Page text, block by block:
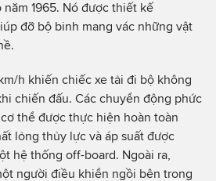
1965. Nó được thiết kế
đỡ bộ binh mang vác những vật
h khiến chiếc xe tải đi bộ không
chiến đấu. Các chuyển động phức
thể được thực hiện hoàn toàn
lỏng thủy lực và áp suất được
hệ thống off-board. Ngoài ra,
người điều khiển ngồi bên trong